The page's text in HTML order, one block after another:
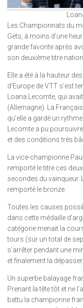
Les Championnats du
Gets, à moins d’une
grande favorite après
son deuxième titre
Elle a été à la hauteur
d’Europe de VTT s’est
Loana Lecomte, qui
(Allemagne). La
qu’elle a gardé un
Lecomte a pu
et des conditions très
La vice-championne
remporté le titre ces
secondes du vainqueur.
remporté le bronze.
Toutes les causes
dans cette médaille
catégorie menait la
tours (sur un total de
s’arrêter pendant une
et finalement la dépasser.
Un superbe balayage
Prenant la tête tôt et ne
battu la championne